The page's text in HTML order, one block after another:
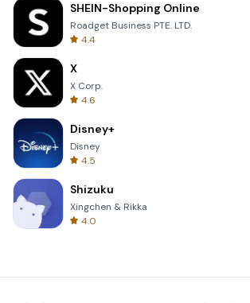
SHEIN-Shopping Online
Roadget Business PTE. LTD.
4.4
X
X Corp.
4.6
Disney+
Disney
4.5
Shizuku
Xingchen & Rikka
4.0